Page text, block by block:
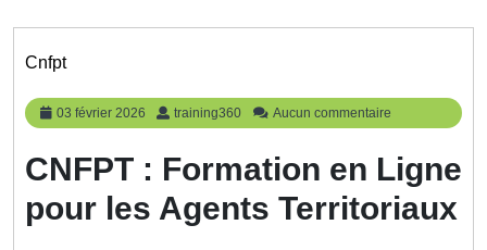
Cnfpt
03 février 2026
03
février
training360 training360
Aucun commentaire
CNFPT : Formation en Ligne
pour les Agents Territoriaux